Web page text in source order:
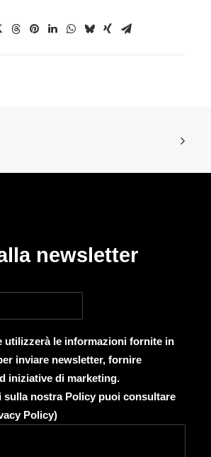
newsletter
utilizzerà le informazioni fornite in
inviare newsletter, fornire
iniziative di marketing.
sulla nostra Policy puoi consultare
Policy)